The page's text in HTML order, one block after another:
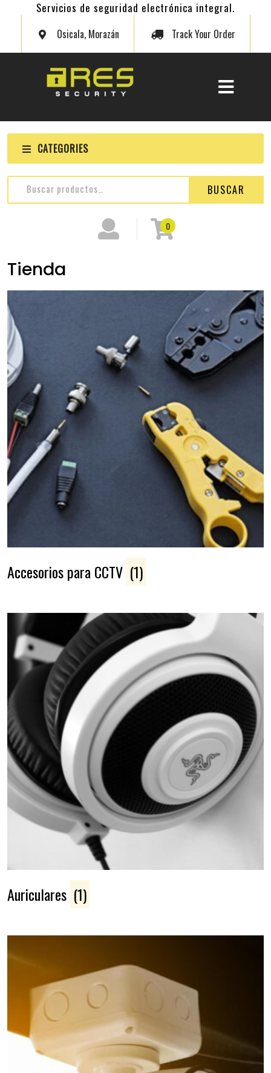
Servicios de seguridad electrónica integral.
Osicala, Morazán Track Your Order
CATEGORIES
BUSCAR
0
Tienda
Accesorios para CCTV (1)
Auriculares (1)